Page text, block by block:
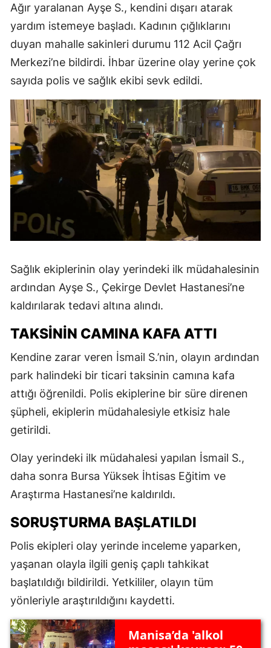
Ağır yaralanan Ayşe S., kendini dışarı atarak
yardım istemeye başladı. Kadının çığlıklarını
duyan mahalle sakinleri durumu 112 Acil Çağrı
Merkezi’ne bildirdi. İhbar üzerine olay yerine çok
sayıda polis ve sağlık ekibi sevk edildi.
Sağlık ekiplerinin olay yerindeki ilk müdahalesinin
ardından Ayşe S., Çekirge Devlet Hastanesi’ne
kaldırılarak tedavi altına alındı.
TAKSİNİN CAMINA KAFA ATTI
Kendine zarar veren İsmail S.’nin, olayın ardından
park halindeki bir ticari taksinin camına kafa
attığı öğrenildi. Polis ekiplerine bir süre direnen
şüpheli, ekiplerin müdahalesiyle etkisiz hale
getirildi.
Olay yerindeki ilk müdahalesi yapılan İsmail S.,
daha sonra Bursa Yüksek İhtisas Eğitim ve
Araştırma Hastanesi’ne kaldırıldı.
SORUŞTURMA BAŞLATILDI
Polis ekipleri olay yerinde inceleme yaparken,
yaşanan olayla ilgili geniş çaplı tahkikat
başlatıldığı bildirildi. Yetkililer, olayın tüm
yönleriyle araştırıldığını kaydetti.
Manisa’da 'alkol